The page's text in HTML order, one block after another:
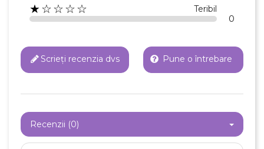
★☆☆☆☆ Teribil
0
Scrieți recenzia dvs Pune o întrebare
Recenzii (0)
Anuleaza